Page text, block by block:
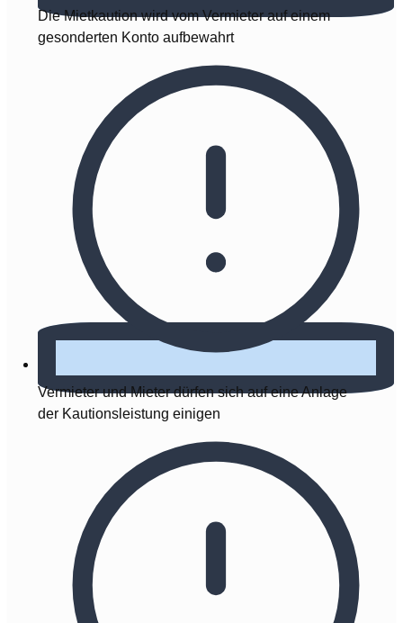
Die Mietkaution wird vom Vermieter auf einem
gesonderten Konto aufbewahrt
Vermieter und Mieter dürfen sich auf eine Anlage
der Kautionsleistung einigen